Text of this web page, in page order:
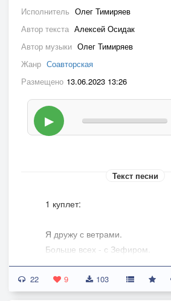
Исполнитель Олег Тимиряев
Автор текста Алексей Осидак
Автор музыки Олег Тимиряев
Жанр Соавторская
Размещено 13.06.2023 13:26
▶
Текст песни
1 куплет:
Я дружу с ветрами.
Больше всех - с Зефиром.
Как-то между нами
Он сказал: "Эльвиру
Поищи по Свету. -
22 9 103